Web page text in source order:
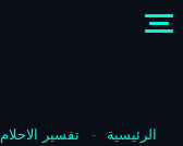
الرئيسية - تفسير الاحلام